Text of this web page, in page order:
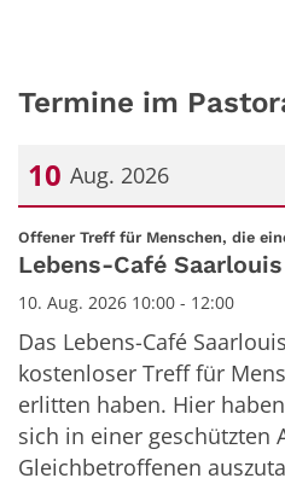
Termine im
10 Aug. 2026
Datum: 10. August 2026
Offener Treff für Menschen, die
Lebens-Café Saarlouis
10. Aug. 2026 10:00 - 12:00
Das Lebens-Café
kostenloser Treff für
erlitten haben. Hier
sich in einer geschützten
Gleichbetroffenen